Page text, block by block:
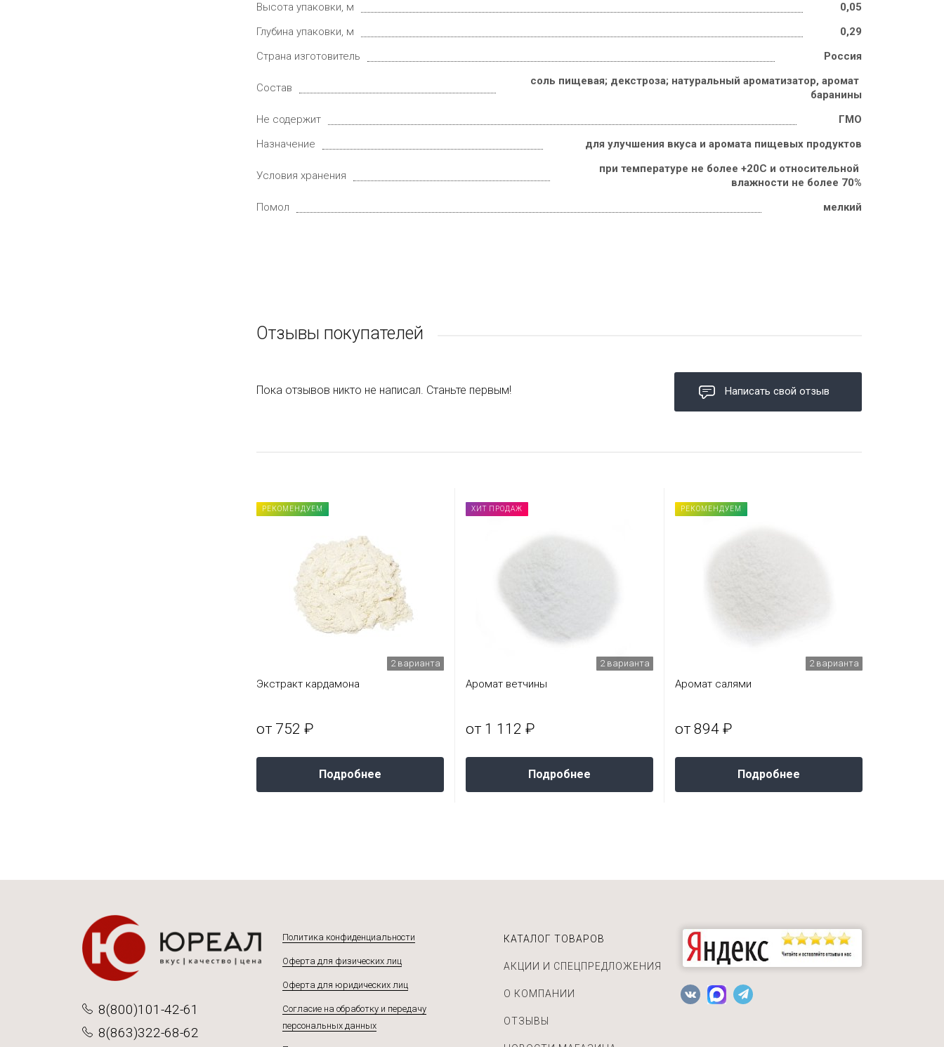
Высота упаковки, м
0,05
Глубина упаковки, м
0,29
Страна изготовитель
Россия
Состав
соль пищевая; декстроза; натуральный ароматизатор, аромат
баранины
Не содержит
ГМО
Назначение
для улучшения вкуса и аромата пищевых продуктов
Условия хранения
при температуре не более +20С и относительной
влажности не более 70%
Помол
мелкий
Отзывы покупателей
Написать свой отзыв
Пока отзывов никто не написал. Станьте первым!
РЕКОМЕНДУЕМ
2 варианта
Экстракт кардамона
от 752 ₽
Подробнее
ХИТ ПРОДАЖ
2 варианта
Аромат ветчины
от 1 112 ₽
Подробнее
РЕКОМЕНДУЕМ
2 варианта
Аромат салями
от 894 ₽
Подробнее
8(800)101-42-61
8(863)322-68-62
Политика конфиденциальности
Оферта для физических лиц
Оферта для юридических лиц
Согласие на обработку и передачу
персональных данных
КАТАЛОГ ТОВАРОВ
АКЦИИ И СПЕЦПРЕДЛОЖЕНИЯ
О КОМПАНИИ
ОТЗЫВЫ